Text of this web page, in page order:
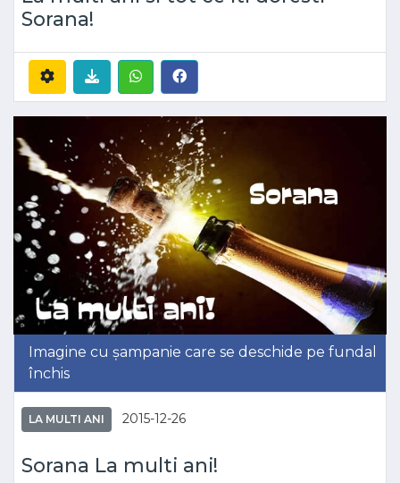
Sorana!
Imagine cu șampanie care se deschide pe fundal
închis
LA MULTI ANI 2015-12-26
Sorana La multi ani!